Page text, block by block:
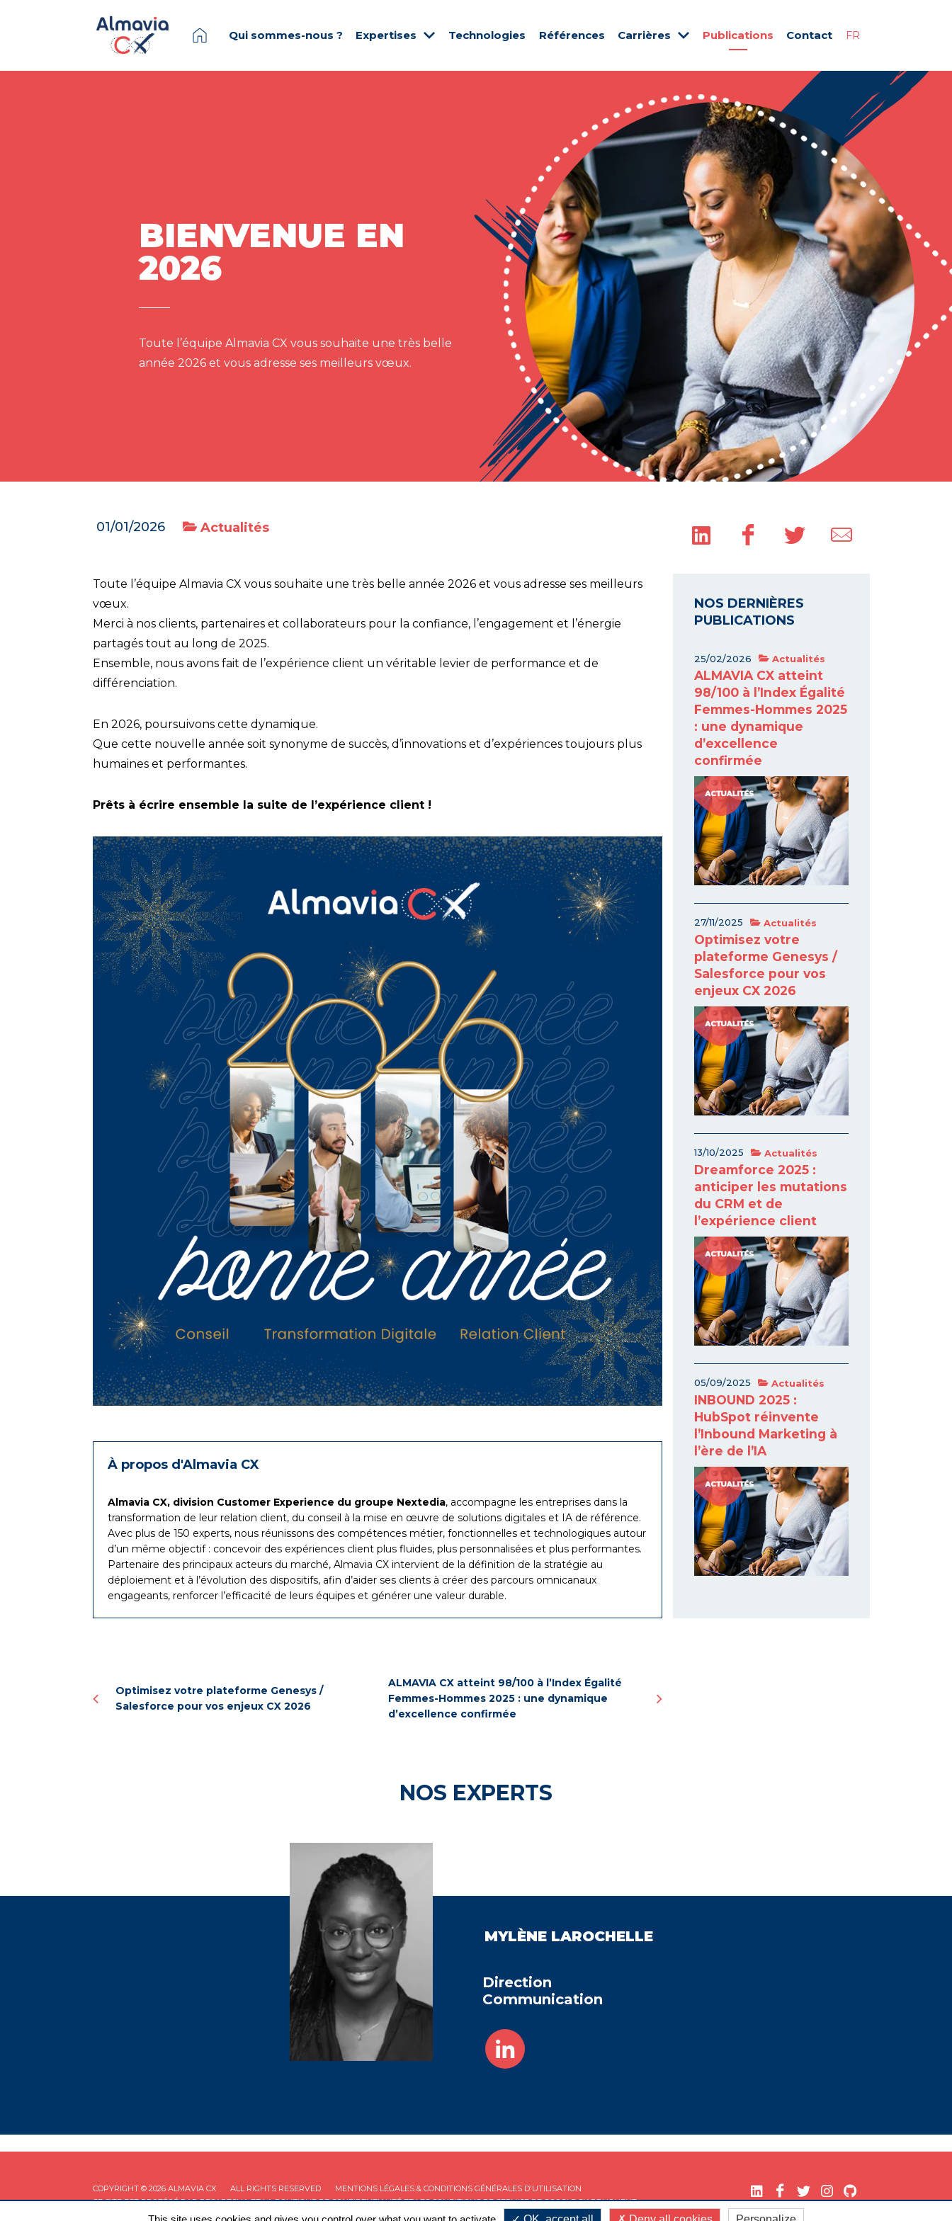
Qui sommes-nous ? Expertises Technologies Références Carrières Publications Contact FR
BIENVENUE EN
2026
Toute l’équipe Almavia CX vous souhaite une très belle
année 2026 et vous adresse ses meilleurs vœux.
01/01/2026 Actualités
Toute l’équipe Almavia CX vous souhaite une très belle année 2026 et vous adresse ses meilleurs
vœux.
Merci à nos clients, partenaires et collaborateurs pour la confiance, l’engagement et l’énergie
partagés tout au long de 2025.
Ensemble, nous avons fait de l’expérience client un véritable levier de performance et de
différenciation.
En 2026, poursuivons cette dynamique.
Que cette nouvelle année soit synonyme de succès, d’innovations et d’expériences toujours plus
humaines et performantes.
Prêts à écrire ensemble la suite de l’expérience client !
À propos d'Almavia CX
Almavia CX, division Customer Experience du groupe Nextedia, accompagne les entreprises dans la
transformation de leur relation client, du conseil à la mise en œuvre de solutions digitales et IA de référence.
Avec plus de 150 experts, nous réunissons des compétences métier, fonctionnelles et technologiques autour
d’un même objectif : concevoir des expériences client plus fluides, plus personnalisées et plus performantes.
Partenaire des principaux acteurs du marché, Almavia CX intervient de la définition de la stratégie au
déploiement et à l’évolution des dispositifs, afin d’aider ses clients à créer des parcours omnicanaux
engageants, renforcer l’efficacité de leurs équipes et générer une valeur durable.
Optimisez votre plateforme Genesys /
Salesforce pour vos enjeux CX 2026
ALMAVIA CX atteint 98/100 à l’Index Égalité
Femmes-Hommes 2025 : une dynamique
d’excellence confirmée
NOS DERNIÈRES
PUBLICATIONS
25/02/2026 Actualités
ALMAVIA CX atteint
98/100 à l’Index Égalité
Femmes-Hommes 2025
: une dynamique
d’excellence
confirmée
27/11/2025 Actualités
Optimisez votre
plateforme Genesys /
Salesforce pour vos
enjeux CX 2026
13/10/2025 Actualités
Dreamforce 2025 :
anticiper les mutations
du CRM et de
l’expérience client
05/09/2025 Actualités
INBOUND 2025 :
HubSpot réinvente
l’Inbound Marketing à
l’ère de l’IA
NOS EXPERTS
MYLÈNE LAROCHELLE
Direction
Communication
COPYRIGHT © 2026 ALMAVIA CX ALL RIGHTS RESERVED
MENTIONS LÉGALES & CONDITIONS GÉNÉRALES D'UTILISATION
CE SITE EST PROTÉGÉ PAR RECAPTCHA ET LAPOLITIQUE DE CONFIDENTIALITÉET LESCONDITIONS DE SERVICEDE GOOGLE S'APPLIQUENT.